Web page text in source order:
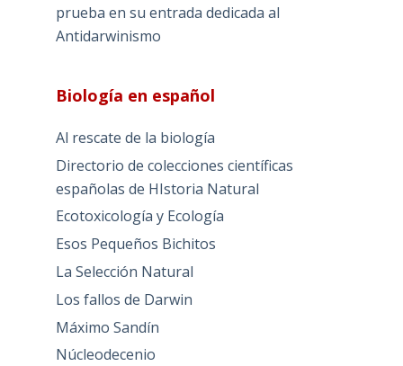
prueba en su entrada dedicada al
Antidarwinismo
Biología en español
Al rescate de la biología
Directorio de colecciones científicas
españolas de HIstoria Natural
Ecotoxicología y Ecología
Esos Pequeños Bichitos
La Selección Natural
Los fallos de Darwin
Máximo Sandín
Núcleodecenio